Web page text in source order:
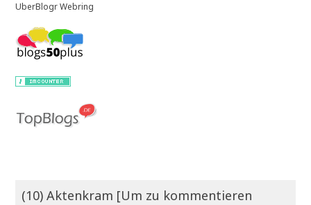
UberBlogr Webring
(10) Aktenkram [Um zu kommentieren